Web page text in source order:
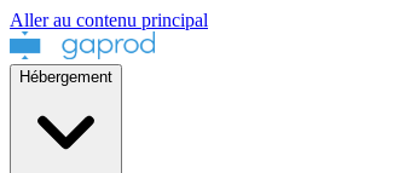
Aller au contenu principal
Hébergement